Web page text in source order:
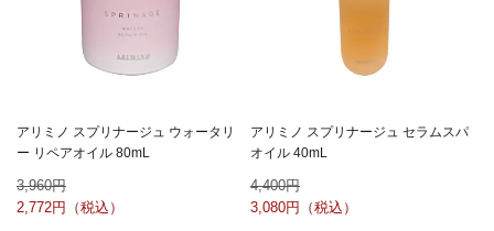
アリミノ スプリナージュ ウォータリ
ー リペアオイル 80mL
3,960
2,772
アリミノ スプリナージュ セラムスパ
オイル 40mL
4,400
3,080